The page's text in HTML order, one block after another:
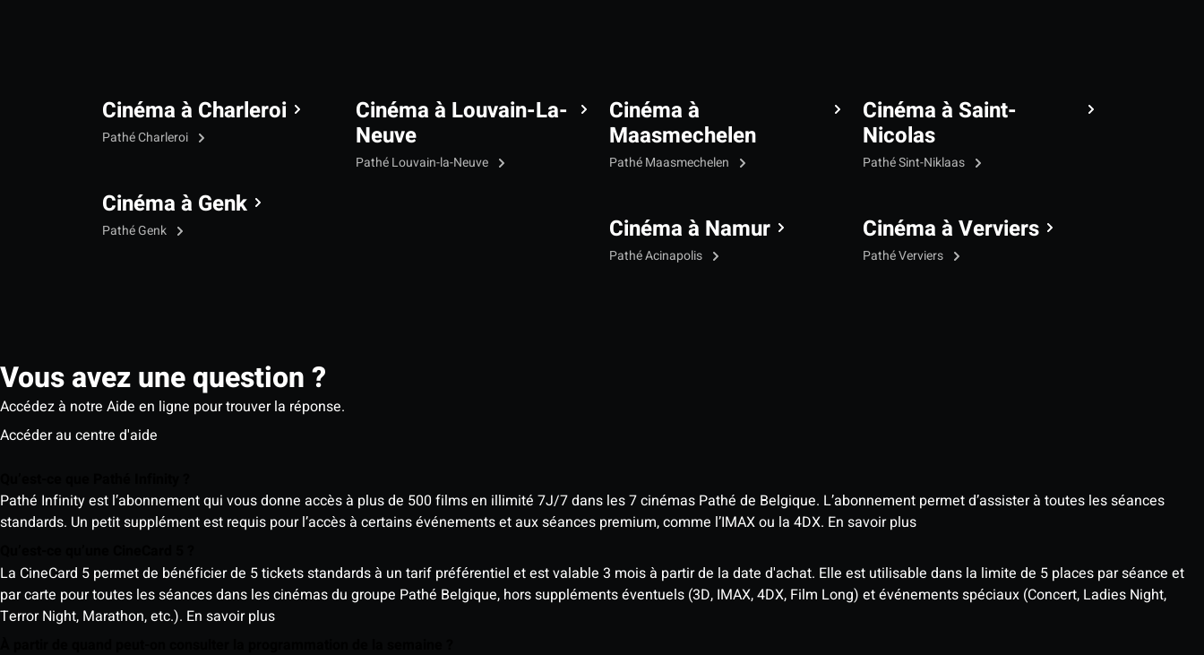
Cinéma à Charleroi
Pathé Charleroi
Cinéma à Genk
Pathé Genk
Cinéma à Louvain-La-
Neuve
Pathé Louvain-la-Neuve
Cinéma à
Maasmechelen
Pathé Maasmechelen
Cinéma à Namur
Pathé Acinapolis
Cinéma à Saint-
Nicolas
Pathé Sint-Niklaas
Cinéma à Verviers
Pathé Verviers
Vous avez une question ?
Accédez à notre Aide en ligne pour trouver la réponse.
Accéder au centre d'aide
Pathé Infinity est l’abonnement qui vous donne accès à plus de 500 films en illimité 7J/7 dans les 7 cinémas Pathé de Belgique. L’abonnement permet d’assister à toutes les séances
standards. Un petit supplément est requis pour l’accès à certains événements et aux séances premium, comme l’IMAX ou la 4DX. En savoir plus
La CineCard 5 permet de bénéficier de 5 tickets standards à un tarif préférentiel et est valable 3 mois à partir de la date d'achat. Elle est utilisable dans la limite de 5 places par séance et
par carte pour toutes les séances dans les cinémas du groupe Pathé Belgique, hors suppléments éventuels (3D, IMAX, 4DX, Film Long) et événements spéciaux (Concert, Ladies Night,
Terror Night, Marathon, etc.). En savoir plus